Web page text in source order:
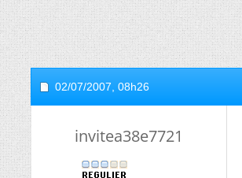
02/07/2007, 08h26
invitea38e7721